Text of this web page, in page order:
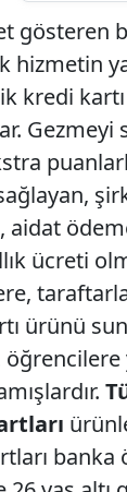
gösteren
hizmetin
kredi
Gezmeyi
aidat
ücreti
ürünü
banka